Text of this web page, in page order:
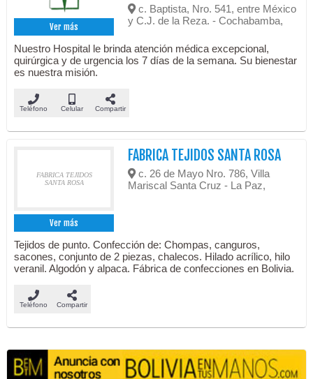
Ver más
c. Baptista, Nro. 541, entre México
y C.J. de la Reza. - Cochabamba,
Nuestro Hospital le brinda atención médica excepcional,
quirúrgica y de urgencia los 7 días de la semana. Su bienestar
es nuestra misión.
Teléfono Celular Compartir
FABRICA TEJIDOS
SANTA ROSA
Ver más
FABRICA TEJIDOS SANTA ROSA
c. 26 de Mayo Nro. 786, Villa
Mariscal Santa Cruz - La Paz,
Tejidos de punto. Confección de: Chompas, canguros,
sacones, conjunto de 2 piezas, chalecos. Hilado acrílico, hilo
veranil. Algodón y alpaca. Fábrica de confecciones en Bolivia.
Teléfono Compartir